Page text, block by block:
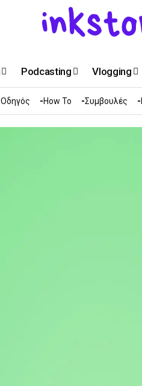
Podcasting Vlogging
Οδηγός How To Συμβουλές